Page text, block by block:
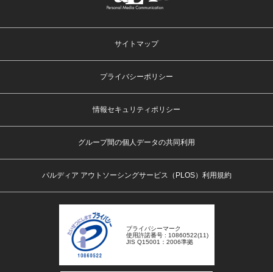
サイトマップ
プライバシーポリシー
情報セキュリティポリシー
グループ間の個人データの共同利用
パルディア アウトソーシングサービス（PLOS）利用規約
プライバシーマーク
使用許諾番号 : 10860522(11)
JIS Q15001：2006準拠